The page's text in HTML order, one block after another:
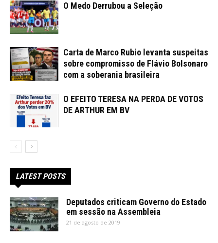
O Medo Derrubou a Seleção
Carta de Marco Rubio levanta suspeitas
sobre compromisso de Flávio Bolsonaro
com a soberania brasileira
O EFEITO TERESA NA PERDA DE VOTOS
DE ARTHUR EM BV
LATEST POSTS
Deputados criticam Governo do Estado
em sessão na Assembleia
21 de agosto de 2019